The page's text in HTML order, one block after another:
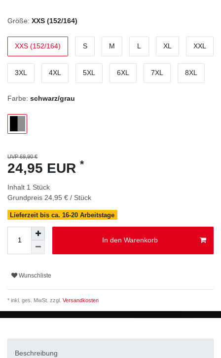
Größe: XXS (152/164)
XXS (152/164) S M L XL XXL
3XL 4XL 5XL 6XL 7XL 8XL
Farbe: schwarz/grau
UVP 69,90 €
24,95 EUR *
Inhalt 1 Stück
Grundpreis 24,95 € / Stück
Lieferzeit bis ca. 16-20 Arbeitstage
In den Warenkorb
Wunschliste
* inkl. ges. MwSt. zzgl. Versandkosten
Beschreibung